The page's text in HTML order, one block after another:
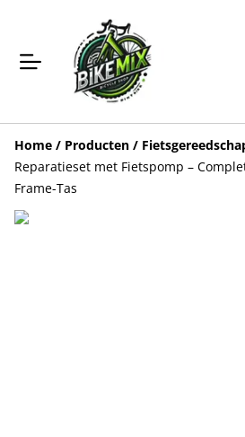
Home / Producten /
Reparatieset met Fietspomp –
Frame-Tas